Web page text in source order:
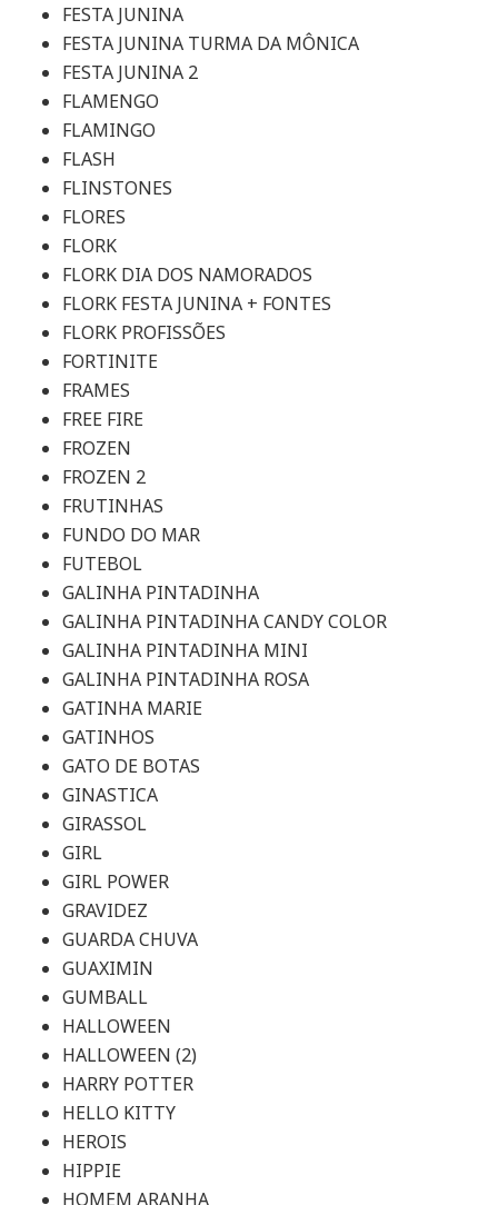
FESTA JUNINA
FESTA JUNINA TURMA DA MÔNICA
FESTA JUNINA 2
FLAMENGO
FLAMINGO
FLASH
FLINSTONES
FLORES
FLORK
FLORK DIA DOS NAMORADOS
FLORK FESTA JUNINA + FONTES
FLORK PROFISSÕES
FORTINITE
FRAMES
FREE FIRE
FROZEN
FROZEN 2
FRUTINHAS
FUNDO DO MAR
FUTEBOL
GALINHA PINTADINHA
GALINHA PINTADINHA CANDY COLOR
GALINHA PINTADINHA MINI
GALINHA PINTADINHA ROSA
GATINHA MARIE
GATINHOS
GATO DE BOTAS
GINASTICA
GIRASSOL
GIRL
GIRL POWER
GRAVIDEZ
GUARDA CHUVA
GUAXIMIN
GUMBALL
HALLOWEEN
HALLOWEEN (2)
HARRY POTTER
HELLO KITTY
HEROIS
HIPPIE
HOMEM ARANHA